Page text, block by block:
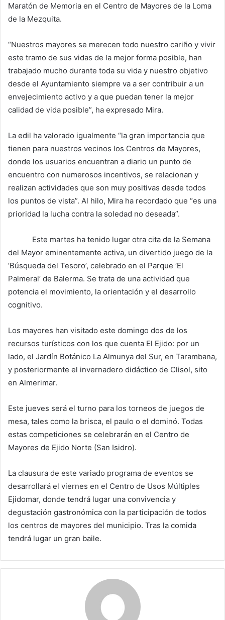
Maratón de Memoria en el Centro de Mayores de la Loma
de la Mezquita.
“Nuestros mayores se merecen todo nuestro cariño y vivir
este tramo de sus vidas de la mejor forma posible, han
trabajado mucho durante toda su vida y nuestro objetivo
desde el Ayuntamiento siempre va a ser contribuir a un
envejecimiento activo y a que puedan tener la mejor
calidad de vida posible”, ha expresado Mira.
La edil ha valorado igualmente “la gran importancia que
tienen para nuestros vecinos los Centros de Mayores,
donde los usuarios encuentran a diario un punto de
encuentro con numerosos incentivos, se relacionan y
realizan actividades que son muy positivas desde todos
los puntos de vista”. Al hilo, Mira ha recordado que “es una
prioridad la lucha contra la soledad no deseada”.
Este martes ha tenido lugar otra cita de la Semana
del Mayor eminentemente activa, un divertido juego de la
‘Búsqueda del Tesoro’, celebrado en el Parque ‘El
Palmeral’ de Balerma. Se trata de una actividad que
potencia el movimiento, la orientación y el desarrollo
cognitivo.
Los mayores han visitado este domingo dos de los
recursos turísticos con los que cuenta El Ejido: por un
lado, el Jardín Botánico La Almunya del Sur, en Tarambana,
y posteriormente el invernadero didáctico de Clisol, sito
en Almerimar.
Este jueves será el turno para los torneos de juegos de
mesa, tales como la brisca, el paulo o el dominó. Todas
estas competiciones se celebrarán en el Centro de
Mayores de Ejido Norte (San Isidro).
La clausura de este variado programa de eventos se
desarrollará el viernes en el Centro de Usos Múltiples
Ejidomar, donde tendrá lugar una convivencia y
degustación gastronómica con la participación de todos
los centros de mayores del municipio. Tras la comida
tendrá lugar un gran baile.